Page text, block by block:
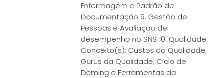
Enfermagem e Padrão de
Documentação 9. Gestão de
Pessoas e Avaliação de
desempenho no SNS 10. Qualidade:
Conceito(s); Custos da Qualidade;
Gurus da Qualidade; Ciclo de
Deming e Ferramentas da